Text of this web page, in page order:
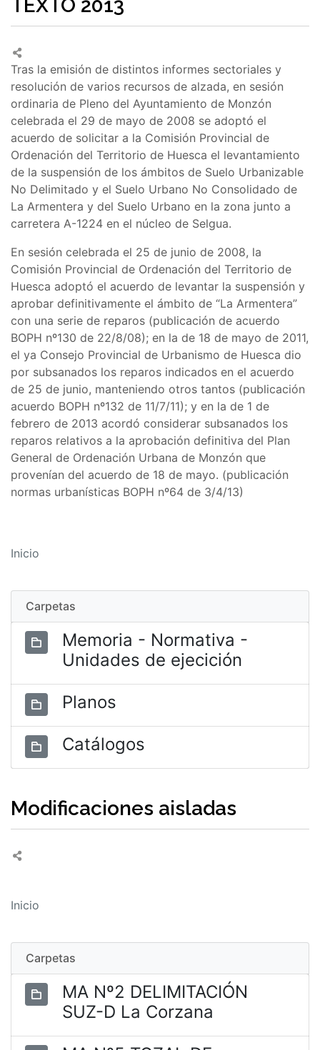
TEXTO 2013
Tras la emisión de distintos informes sectoriales y
resolución de varios recursos de alzada, en sesión
ordinaria de Pleno del Ayuntamiento de Monzón
celebrada el 29 de mayo de 2008 se adoptó el
acuerdo de solicitar a la Comisión Provincial de
Ordenación del Territorio de Huesca el levantamiento
de la suspensión de los ámbitos de Suelo Urbanizable
No Delimitado y el Suelo Urbano No Consolidado de
La Armentera y del Suelo Urbano en la zona junto a
carretera A-1224 en el núcleo de Selgua.
En sesión celebrada el 25 de junio de 2008, la
Comisión Provincial de Ordenación del Territorio de
Huesca adoptó el acuerdo de levantar la suspensión y
aprobar definitivamente el ámbito de “La Armentera”
con una serie de reparos (publicación de acuerdo
BOPH nº130 de 22/8/08); en la de 18 de mayo de 2011,
el ya Consejo Provincial de Urbanismo de Huesca dio
por subsanados los reparos indicados en el acuerdo
de 25 de junio, manteniendo otros tantos (publicación
acuerdo BOPH nº132 de 11/7/11); y en la de 1 de
febrero de 2013 acordó considerar subsanados los
reparos relativos a la aprobación definitiva del Plan
General de Ordenación Urbana de Monzón que
provenían del acuerdo de 18 de mayo. (publicación
normas urbanísticas BOPH nº64 de 3/4/13)
Inicio
Carpetas
Memoria - Normativa -
Unidades de ejecición
Planos
Catálogos
Modificaciones aisladas
Inicio
Carpetas
MA Nº2 DELIMITACIÓN
SUZ-D La Corzana